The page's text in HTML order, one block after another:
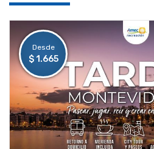
Desde
$ 1.665